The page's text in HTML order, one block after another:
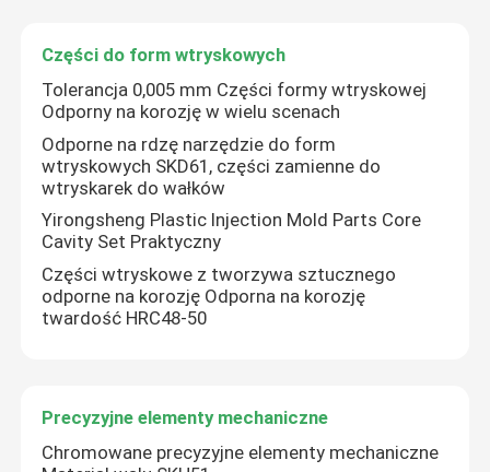
Maszyna serwoprasowa
Precyzyjne części formy
Części do tokarek CNC
Precyzyjne części toczone
Części do form wtryskowych
Części do form wtryskowych
Tolerancja 0,005 mm Części formy wtryskowej
Odporny na korozję w wielu scenach
Odporne na rdzę narzędzie do form
wtryskowych SKD61, części zamienne do
wtryskarek do wałków
Yirongsheng Plastic Injection Mold Parts Core
Cavity Set Praktyczny
Części wtryskowe z tworzywa sztucznego
odporne na korozję Odporna na korozję
twardość HRC48-50
Precyzyjne elementy mechaniczne
Chromowane precyzyjne elementy mechaniczne